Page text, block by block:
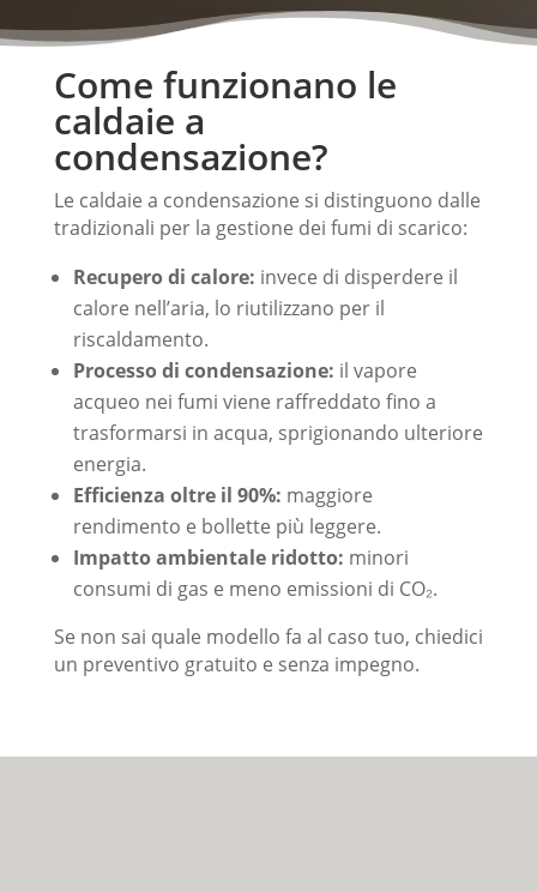
Come funzionano le
caldaie a
condensazione?
Le caldaie a condensazione si distinguono dalle
tradizionali per la gestione dei fumi di scarico:
Recupero di calore: invece di disperdere il
calore nell’aria, lo riutilizzano per il
riscaldamento.
Processo di condensazione: il vapore
acqueo nei fumi viene raffreddato fino a
trasformarsi in acqua, sprigionando ulteriore
energia.
Efficienza oltre il 90%: maggiore
rendimento e bollette più leggere.
Impatto ambientale ridotto: minori
consumi di gas e meno emissioni di CO₂.
Se non sai quale modello fa al caso tuo, chiedici
un preventivo gratuito e senza impegno.